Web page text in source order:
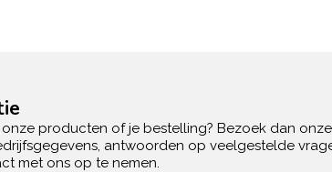
producten of je bestelling? Bezoek dan
antwoorden op veelgestelde
met ons op te nemen.